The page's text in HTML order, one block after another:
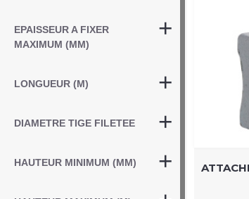
EPAISSEUR A FIXER
MAXIMUM (MM)
LONGUEUR (M)
DIAMETRE TIGE FILETEE
HAUTEUR MINIMUM (MM)